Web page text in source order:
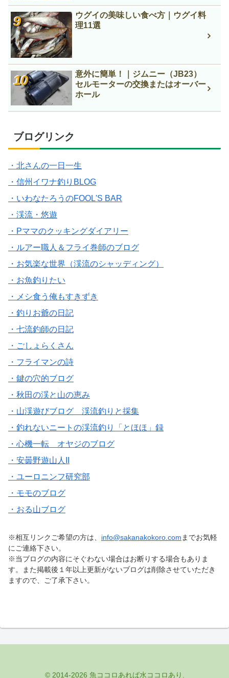
ウグイの美味しい食べ方｜ウグイ料
理11選
意外に簡単！｜ジムニー（JB23）
セルモーターの交換またはオーバー
ホール
ブログリンク
・北さんの一日一生
・信州イワナ釣りBLOG
・いわなたろうのFOOL'S BAR
・渓流・悠遊
・Pママのクッキングダイアリー
・ルアー職人＆フライ巻師のブログ
・お気楽な世界（渓流のシャッディング）
・お魚釣りたい
・メシ食う俺もすきずき
・釣りお爺の日記
・七流釣師の日記
・ごしょらくさん
・フライマンの詩
・鍵の穴的ブログ
・秋田の渓と山の恵み
・山渓遊びブログ 渓流釣りと採集
・釣れないニートの渓流釣り「とほほ」録
・心機一転 オヤジのブログ
・安曇野遊山人II
・ユーロニンフ研究部
・モモのブログ
・おる山ブログ
※相互リンクご希望の方は、 info@sakanakokoro.com までお気軽
にご連絡下さい。
※当ブログの内容にそぐわない場合はお断りする場合もありま
す。また掲載後１年以上更新がないブログは削除させていただき
ますので、ご了承下さい。
© 2014-2026 魚ココロあれば水ココロあり.